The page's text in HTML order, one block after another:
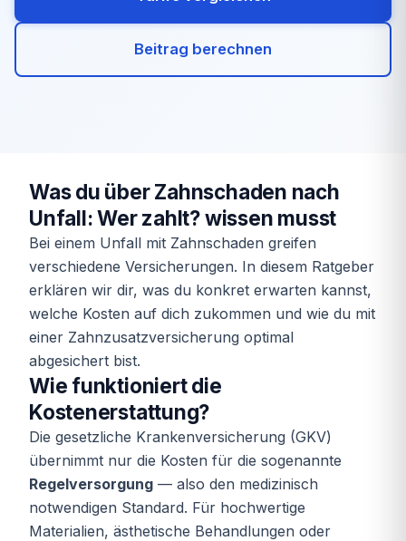
Beitrag berechnen
Was du über Zahnschaden nach
Unfall: Wer zahlt? wissen musst
Bei einem Unfall mit Zahnschaden greifen
verschiedene Versicherungen. In diesem Ratgeber
erklären wir dir, was du konkret erwarten kannst,
welche Kosten auf dich zukommen und wie du mit
einer Zahnzusatzversicherung optimal
abgesichert bist.
Wie funktioniert die
Kostenerstattung?
Die gesetzliche Krankenversicherung (GKV)
übernimmt nur die Kosten für die sogenannte
Regelversorgung — also den medizinisch
notwendigen Standard. Für hochwertige
Materialien, ästhetische Behandlungen oder